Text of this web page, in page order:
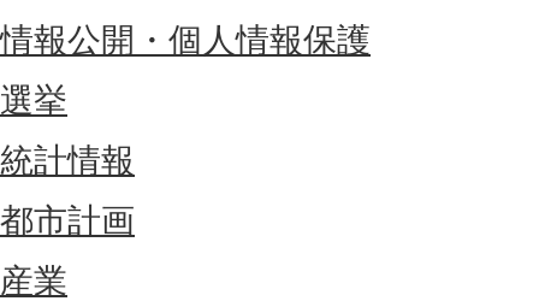
情報公開・個人情報保護
選挙
統計情報
都市計画
産業